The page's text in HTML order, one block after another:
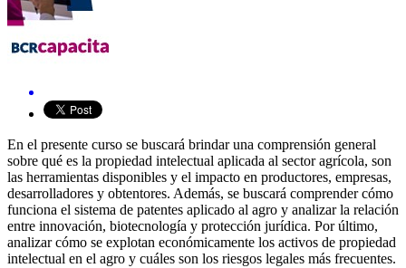
​En el presente curso se buscará brindar una comprensión general
sobre qué es la propiedad intelectual aplicada al sector agrícola, son
las herramientas disponibles y el impacto en productores, empresas,
desarrolladores y obtentores. Además, se buscará comprender cómo
funciona el sistema de patentes aplicado al agro y analizar la relación
entre innovación, biotecnología y protección jurídica. Por último,
analizar cómo se explotan económicamente los activos de propiedad
intelectual en el agro y cuáles son los riesgos legales más frecuentes.